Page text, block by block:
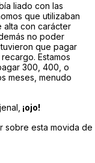
liado con las
que utilizaban
alta con carácter
no poder
que pagar
Estamos
300, 400, o
meses, menudo
¡ojo!
sobre esta movida de